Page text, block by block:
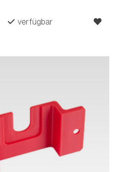
verfügbar